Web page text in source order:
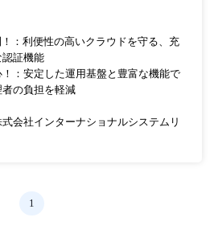
：利便性の高いクラウドを守る、充
証機能
：安定した運用基盤と豊富な機能で
の負担を軽減
式会社インターナショナルシステムリ
1